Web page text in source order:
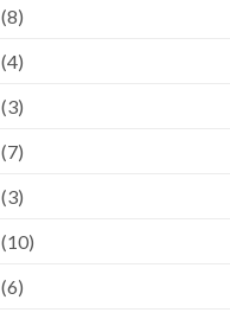
(8)
(4)
(3)
(7)
(3)
(10)
(6)